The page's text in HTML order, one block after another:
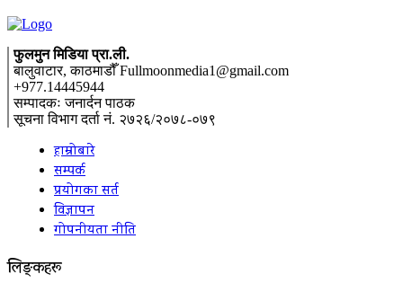
फुलमुन मिडिया प्रा.ली.
बालुवाटार, काठमाडौँ Fullmoonmedia1@gmail.com
+977.14445944
सम्पादकः जनार्दन पाठक
सूचना विभाग दर्ता नं. २७२६/२०७८-०७९
हाम्रोबारे
सम्पर्क
प्रयोगका सर्त
विज्ञापन
गोपनीयता नीति
लिङ्कहरू